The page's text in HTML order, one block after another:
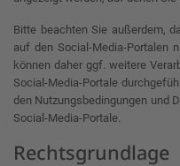
Bitte beachten Sie außerdem,
auf den Social-Media-Portalen
können daher ggf. weitere
Social-Media-Portale
den Nutzungsbedingungen und
Social-Media-Portale.
Rechtsgrundlage